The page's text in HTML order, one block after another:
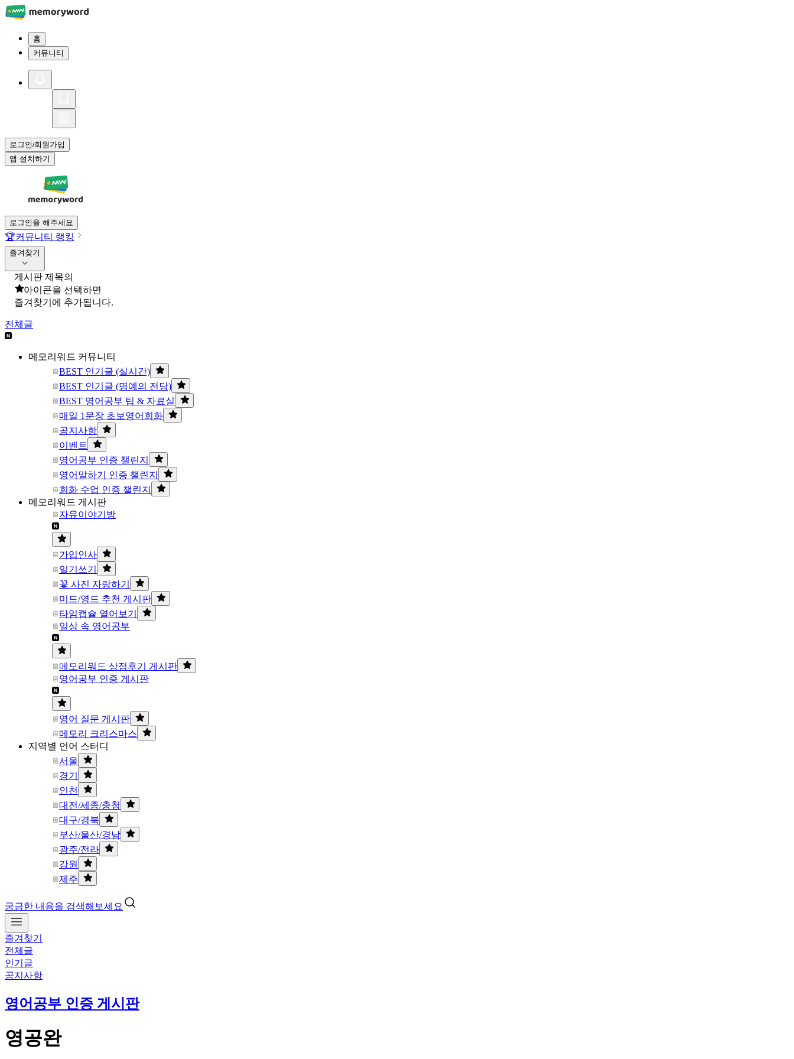
홈
커뮤니티
로그인/회원가입
앱 설치하기
로그인을 해주세요
🏆커뮤니티 랭킹
즐겨찾기
게시판 제목의
아이콘을 선택하면
즐겨찾기에 추가됩니다.
전체글
메모리워드 커뮤니티
BEST 인기글 (실시간)
BEST 인기글 (명예의 전당)
BEST 영어공부 팁 & 자료실
매일 1문장 초보영어회화
공지사항
이벤트
영어공부 인증 챌린지
영어말하기 인증 챌린지
회화 수업 인증 챌린지
메모리워드 게시판
자유이야기방
가입인사
일기쓰기
꽃 사진 자랑하기
미드/영드 추천 게시판
타임캡슐 열어보기
일상 속 영어공부
메모리워드 상점후기 게시판
영어공부 인증 게시판
영어 질문 게시판
메모리 크리스마스
지역별 언어 스터디
서울
경기
인천
대전/세종/충청
대구/경북
부산/울산/경남
광주/전라
강원
제주
궁금한 내용을 검색해보세요
즐겨찾기
전체글
인기글
공지사항
영어공부 인증 게시판
영공완